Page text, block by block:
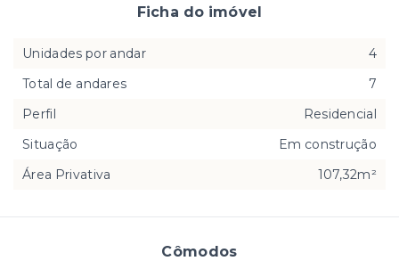
Cômodos
Ficha do imóvel
Unidades por andar
4
Total de andares
7
Perfil
Residencial
Situação
Em construção
Área Privativa
107,32m²